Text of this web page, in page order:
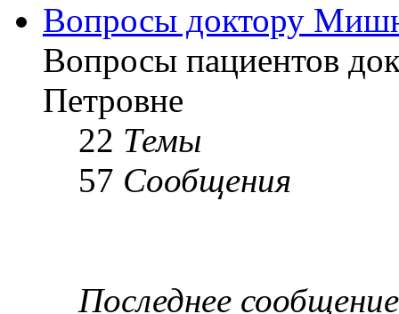
Вопросы доктору
Вопросы пациентов
Петровне
22 Темы
57 Сообщения
Последнее сообщение